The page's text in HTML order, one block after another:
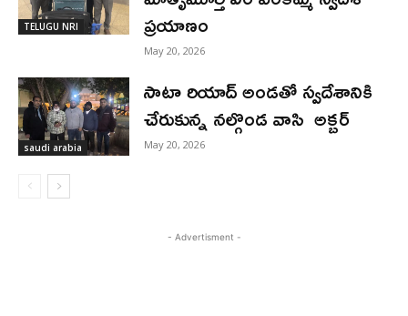
TELUGU NRI ప్రయాణం
May 20, 2026
saudi arabia
సాటా రియాద్ అండతో స్వదేశానికి
చేరుకున్న నల్గొండ వాసి అక్బర్
May 20, 2026
- Advertisment -